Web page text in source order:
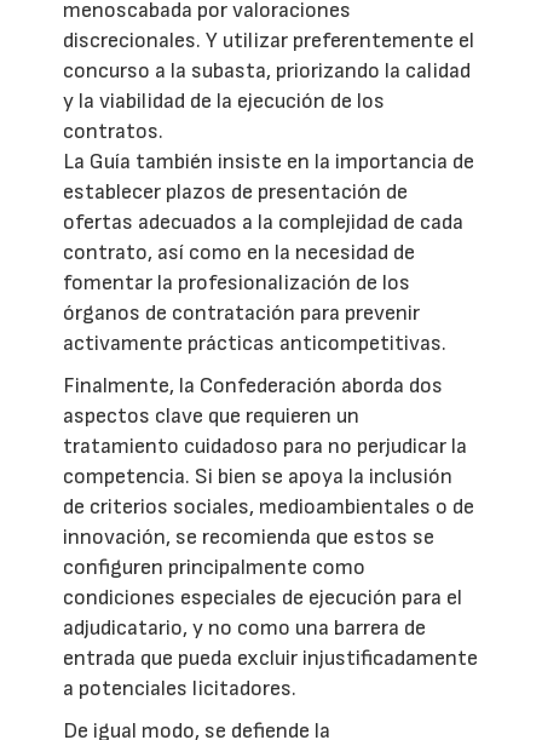
menoscabada por valoraciones
discrecionales. Y utilizar preferentemente el
concurso a la subasta, priorizando la calidad
y la viabilidad de la ejecución de los
contratos.
La Guía también insiste en la importancia de
establecer plazos de presentación de
ofertas adecuados a la complejidad de cada
contrato, así como en la necesidad de
fomentar la profesionalización de los
órganos de contratación para prevenir
activamente prácticas anticompetitivas.
Finalmente, la Confederación aborda dos
aspectos clave que requieren un
tratamiento cuidadoso para no perjudicar la
competencia. Si bien se apoya la inclusión
de criterios sociales, medioambientales o de
innovación, se recomienda que estos se
configuren principalmente como
condiciones especiales de ejecución para el
adjudicatario, y no como una barrera de
entrada que pueda excluir injustificadamente
a potenciales licitadores.
De igual modo, se defiende la